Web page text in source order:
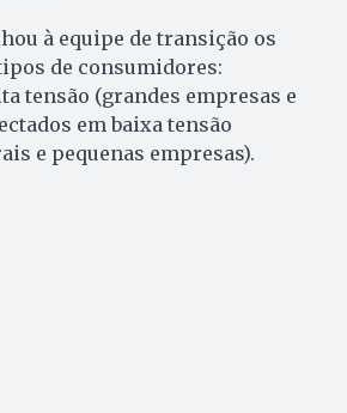
à equipe de transição os
de consumidores:
tensão (grandes empresas e
em baixa tensão
e pequenas empresas).